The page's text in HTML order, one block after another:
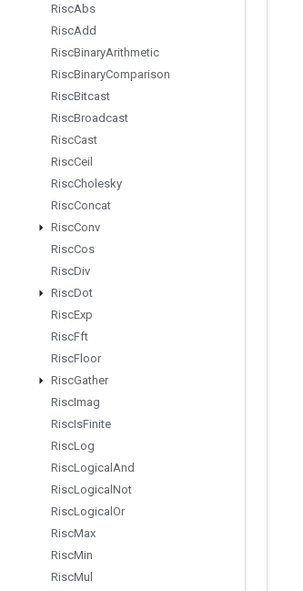
RiscAbs
RiscAdd
RiscBinaryArithmetic
RiscBinaryComparison
RiscBitcast
RiscBroadcast
RiscCast
RiscCeil
RiscCholesky
RiscConcat
RiscConv
RiscCos
RiscDiv
RiscDot
RiscExp
RiscFft
RiscFloor
RiscGather
RiscImag
RiscIsFinite
RiscLog
RiscLogical And
RiscLogical Not
RiscLogical Or
RiscMax
RiscMin
RiscMul